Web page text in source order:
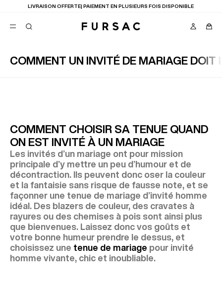
LIVRAISON OFFERTE| PAIEMENT EN PLUSIEURS FOIS DISPONIBLE
COMMENT UN INVITÉ DE MARIAGE DOIT
COMMENT CHOISIR SA TENUE QUAND
ON EST INVITÉ À UN MARIAGE
Les invités d’un mariage ont pour mission
principale d’y mettre un peu d’humour et de
décontraction. Ils peuvent donc oser la couleur
et la fantaisie sans risque de fausse note, et se
façonner une tenue de mariage d’invité homme
idéal. Des blazers de couleur, des cravates à
rayures ou des chemises à pois sont ainsi plus
que bienvenues. Laissez donc vos goûts et
votre bonne humeur prendre le dessus, et
choisissez une tenue de mariage pour invité
homme vivante, chic et inoubliable.
MEILLEURES VENTES
NOUVELLE COLLECTION
LAST CHANCE